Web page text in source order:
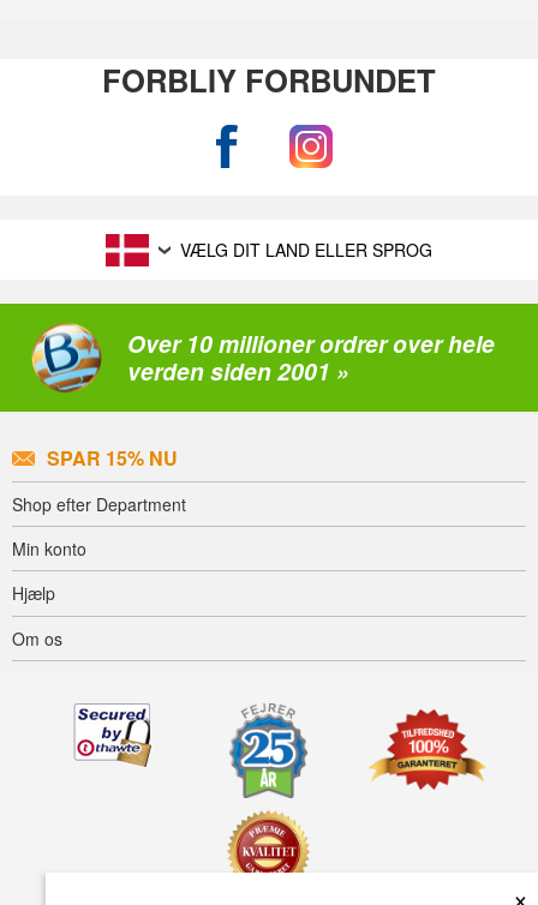
×
FORBLIY FORBUNDET
VÆLG DIT LAND ELLER SPROG
Over 10 millioner ordrer over hele
verden siden 2001 »
SPAR 15% NU
Shop efter Department
Min konto
Hjælp
Om os